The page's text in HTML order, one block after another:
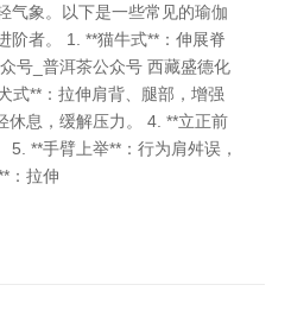
气象。以下是一些常见的瑜伽
阶者。 1. **猫牛式**：伸展脊
号_普洱茶公众号 西藏盛德化
式**：拉伸肩背、腿部，增强
休息，缓解压力。 4. **立正前
5. **手臂上举**：行为肩舛误，
：拉伸